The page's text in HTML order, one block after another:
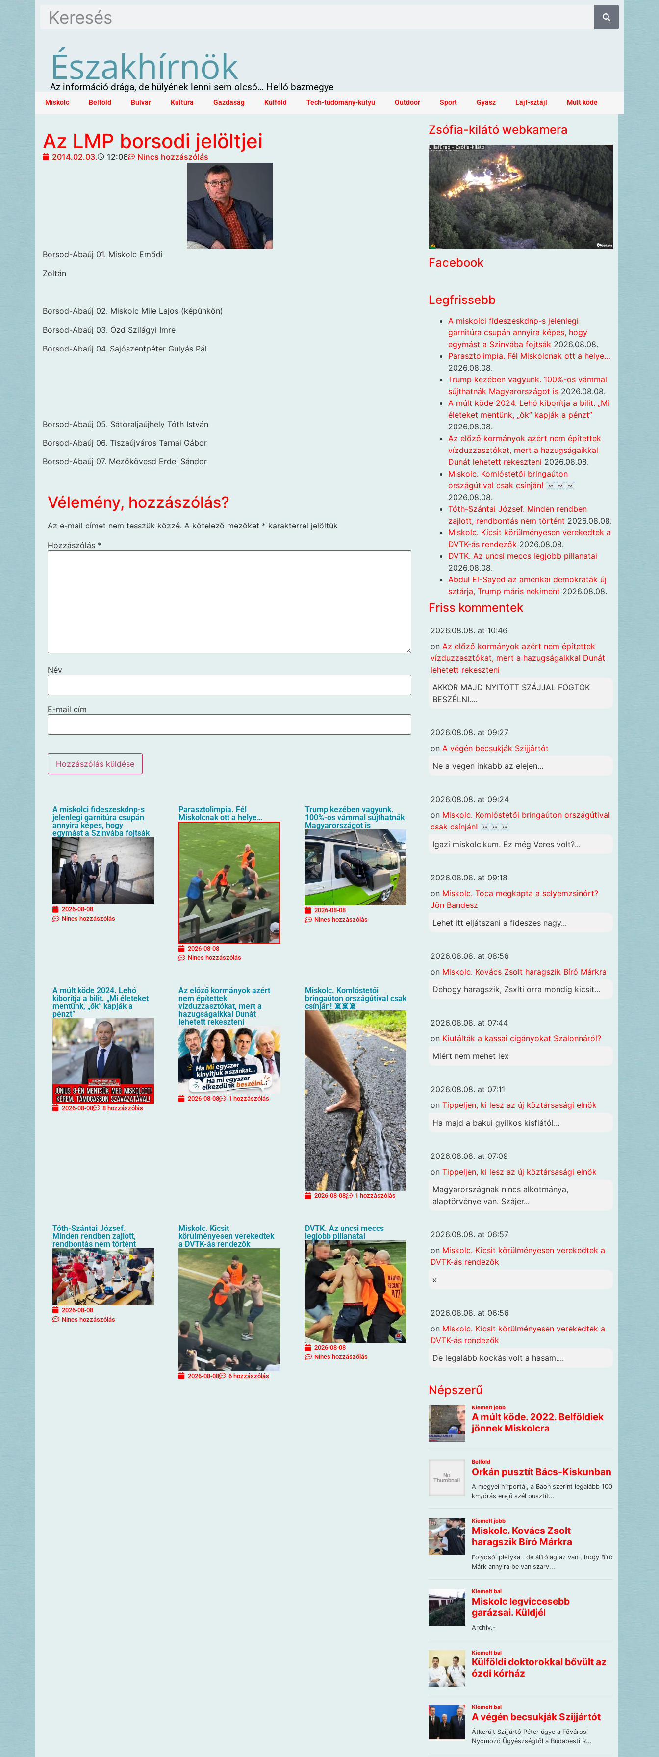
Északhírnök
Az információ drága, de hülyének lenni sem olcsó… Helló bazmegye
Miskolc Belföld Bulvár Kultúra Gazdaság Külföld Tech-tudomány-kütyü Outdoor Sport Gyász Lájf-sztájl Múlt köde
Az LMP borsodi jelöltjei
2014.02.03. 12:06 Nincs hozzászólás
Borsod-Abaúj 01. Miskolc Emődi
Zoltán
Borsod-Abaúj 02. Miskolc Mile Lajos (képünkön)
Borsod-Abaúj 03. Ózd Szilágyi Imre
Borsod-Abaúj 04. Sajószentpéter Gulyás Pál
Borsod-Abaúj 05. Sátoraljaújhely Tóth István
Borsod-Abaúj 06. Tiszaújváros Tarnai Gábor
Borsod-Abaúj 07. Mezőkövesd Erdei Sándor
Vélemény, hozzászólás?
Az e-mail címet nem tesszük közzé. A kötelező mezőket * karakterrel jelöltük
Hozzászólás *
Név
E-mail cím
A miskolci fideszeskdnp-s
jelenlegi garnitúra csupán
annyira képes, hogy
egymást a Szinvába fojtsák
2026-08-08
Nincs hozzászólás
Parasztolimpia. Fél
Miskolcnak ott a helye…
2026-08-08
Nincs hozzászólás
Trump kezében vagyunk.
100%-os vámmal sújthatnák
Magyarországot is
2026-08-08
Nincs hozzászólás
A múlt köde 2024. Lehó
kiborítja a bilit. „Mi életeket
mentünk, „ők” kapják a
pénzt”
2026-08-08 8 hozzászólás
Az előző kormányok azért
nem építettek
vízduzzasztókat, mert a
hazugságaikkal Dunát
lehetett rekeszteni
2026-08-08 1 hozzászólás
Miskolc. Komlóstetői
bringaúton országútival csak
csínján! ☠️☠️☠️
2026-08-08 1 hozzászólás
Tóth-Szántai József.
Minden rendben zajlott,
rendbontás nem történt
2026-08-08
Nincs hozzászólás
Miskolc. Kicsit
körülményesen verekedtek
a DVTK-ás rendezők
2026-08-08 6 hozzászólás
DVTK. Az uncsi meccs
legjobb pillanatai
2026-08-08
Nincs hozzászólás
Zsófia-kilátó webkamera
Facebook
Legfrissebb
A miskolci fideszeskdnp-s jelenlegi
garnitúra csupán annyira képes, hogy
egymást a Szinvába fojtsák 2026.08.08.
Parasztolimpia. Fél Miskolcnak ott a helye…
2026.08.08.
Trump kezében vagyunk. 100%-os vámmal
sújthatnák Magyarországot is 2026.08.08.
A múlt köde 2024. Lehó kiborítja a bilit. „Mi
életeket mentünk, „ők” kapják a pénzt”
2026.08.08.
Az előző kormányok azért nem építettek
vízduzzasztókat, mert a hazugságaikkal
Dunát lehetett rekeszteni 2026.08.08.
Miskolc. Komlóstetői bringaúton
országútival csak csínján! ☠️☠️☠️
2026.08.08.
Tóth-Szántai József. Minden rendben
zajlott, rendbontás nem történt 2026.08.08.
Miskolc. Kicsit körülményesen verekedtek a
DVTK-ás rendezők 2026.08.08.
DVTK. Az uncsi meccs legjobb pillanatai
2026.08.08.
Abdul El-Sayed az amerikai demokraták új
sztárja, Trump máris nekiment 2026.08.08.
Friss kommentek
2026.08.08. at 10:46
on Az előző kormányok azért nem építettek
vízduzzasztókat, mert a hazugságaikkal Dunát
lehetett rekeszteni
AKKOR MAJD NYITOTT SZÁJJAL FOGTOK
BESZÉLNI....
2026.08.08. at 09:27
on A végén becsukják Szijjártót
Ne a vegen inkabb az elejen...
2026.08.08. at 09:24
on Miskolc. Komlóstetői bringaúton országútival
csak csínján! ☠️☠️☠️
Igazi miskolcikum. Ez még Veres volt?...
2026.08.08. at 09:18
on Miskolc. Toca megkapta a selyemzsinórt?
Jön Bandesz
Lehet itt eljátszani a fideszes nagy...
2026.08.08. at 08:56
on Miskolc. Kovács Zsolt haragszik Bíró Márkra
Dehogy haragszik, Zsxlti orra mondig kicsit...
2026.08.08. at 07:44
on Kiutálták a kassai cigányokat Szalonnáról?
Miért nem mehet lex
2026.08.08. at 07:11
on Tippeljen, ki lesz az új köztársasági elnök
Ha majd a bakui gyilkos kisfiától...
2026.08.08. at 07:09
on Tippeljen, ki lesz az új köztársasági elnök
Magyarországnak nincs alkotmánya,
alaptörvénye van. Szájer...
2026.08.08. at 06:57
on Miskolc. Kicsit körülményesen verekedtek a
DVTK-ás rendezők
x
2026.08.08. at 06:56
on Miskolc. Kicsit körülményesen verekedtek a
DVTK-ás rendezők
De legalább kockás volt a hasam....
Népszerű